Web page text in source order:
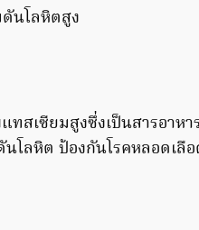
ทสเซียมสูงซึ่งเป็นสารอาห
โลหิต ป้องกันโรคหลอดเลือ